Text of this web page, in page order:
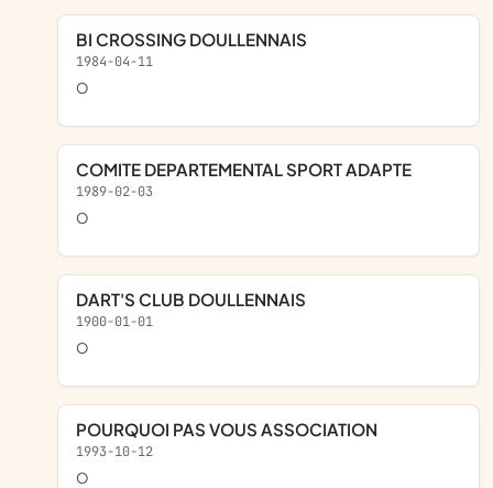
BI CROSSING DOULLENNAIS
1984-04-11
o
COMITE DEPARTEMENTAL SPORT ADAPTE
1989-02-03
o
DART'S CLUB DOULLENNAIS
1900-01-01
o
POURQUOI PAS VOUS ASSOCIATION
1993-10-12
o